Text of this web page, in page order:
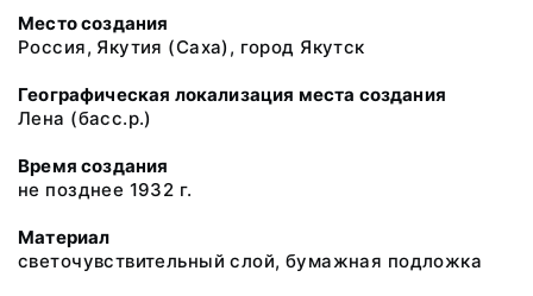
Место создания
Россия, Якутия (Саха), город Якутск
Географическая локализация места создания
Лена (басс.р.)
Время создания
не позднее 1932 г.
Материал
светочувствительный слой, бумажная подложка